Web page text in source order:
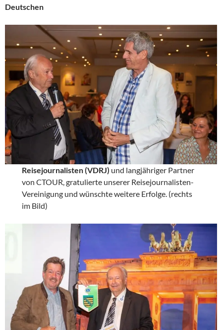
Deutschen
Reisejournalisten (VDRJ) und langjähriger Partner
von CTOUR, gratulierte unserer Reisejournalisten-
Vereinigung und wünschte weitere Erfolge. (rechts
im Bild)